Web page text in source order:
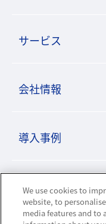
サービス
会社情報
導入事例
ビジネスパート
We use cookies to
website, to
media features and to